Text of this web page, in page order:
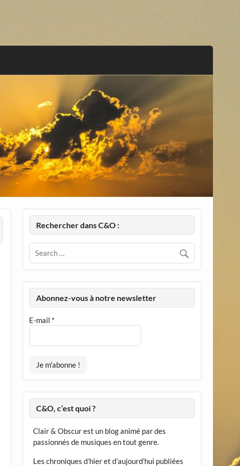
Rechercher dans C&O :
Abonnez-vous à notre newsletter
E-mail *
C&O, c’est quoi ?
Clair & Obscur est un blog animé par des
passionnés de musiques en tout genre.
Les chroniques d’hier et d’aujourd’hui publiées